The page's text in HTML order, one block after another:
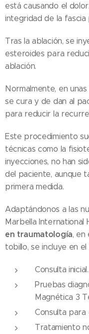
está causando el
integridad de la
Tras la ablación, se
esteroides para
ablación.
Normalmente, en
se cura y de dan al
para reducir la
Este procedimiento
técnicas como la
inyecciones, no han
del paciente, aunque
primera medida.
Adaptándonos a las
Marbella International
en traumatología, en
tobillo, se incluye en el
Consulta inicial.
Pruebas
Magnética 3
Consulta para
Tratamiento